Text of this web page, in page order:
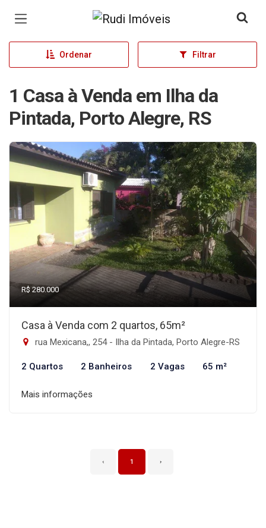
Página inicial
Ordenar Filtrar
1 Casa à Venda em Ilha da
Pintada, Porto Alegre, RS
R$ 280.000
Casa à Venda com 2 quartos, 65m²
rua Mexicana,, 254 - Ilha da Pintada, Porto Alegre-RS
2 Quartos 2 Banheiros 2 Vagas 65 m²
Mais informações
‹ 1 ›